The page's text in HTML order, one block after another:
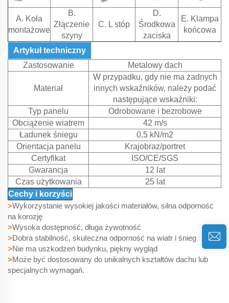
A. Koła
montażowe
B.
Złączenie
szyny
C. L stóp
D.
Środkowa
zaciska
E. Klampa
końcowa
Artykuł techniczny
Zastosowanie
Metalowy dach
Materiał
W przypadku, gdy nie ma żadnych
innych wskaźników, należy podać
następujące wskaźniki:
Typ panelu
Odrobowane i bezrobowe
Obciążenie wiatrem
42 m/s
Ładunek śniegu
0,5 kN/m2
Orientacja panelu
Krajobraz/portret
Certyfikat
ISO/CE/SGS
Gwarancja
12 lat
Czas użytkowania
25 lat
Cechy i korzyści
>Wykorzystanie wysokiej jakości materiałów, silna odporność
na korozję
>Wysoka dostępność, długa żywotność
>Dobra stabilność, skuteczna odporność na wiatr i śnieg
>Nie ma uszkodzeń budynku, piękny wygląd
>Może być dostosowany do unikalnych kształtów dachu lub
specjalnych wymagań.